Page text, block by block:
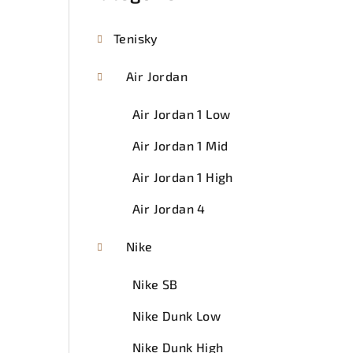
Tenisky
Air Jordan
Air Jordan 1 Low
Air Jordan 1 Mid
Air Jordan 1 High
Air Jordan 4
Nike
Nike SB
Nike Dunk Low
Nike Dunk High